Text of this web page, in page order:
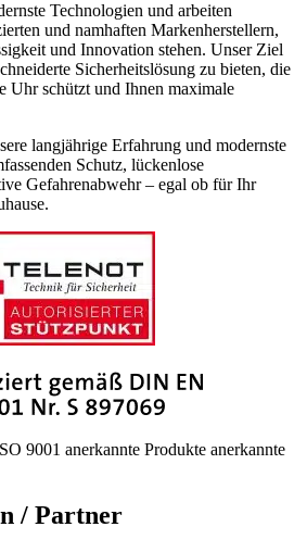
Technologien und arbeiten
und namhaften Markenherstellern,
und Innovation stehen. Unser Ziel
Sicherheitslösung zu bieten, die
Uhr schützt und Ihnen maximale
langjährige Erfahrung und modernste
Schutz, lückenlose
Gefahrenabwehr – egal ob für Ihr
/ Partner